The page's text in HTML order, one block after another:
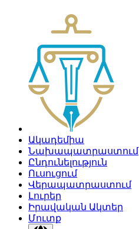
Ակադեմիա
Նախապատրաստում
Ընդունելություն
Ուսուցում
Վերապատրաստում
Լուրեր
Իրավական Ակտեր
Մուտք